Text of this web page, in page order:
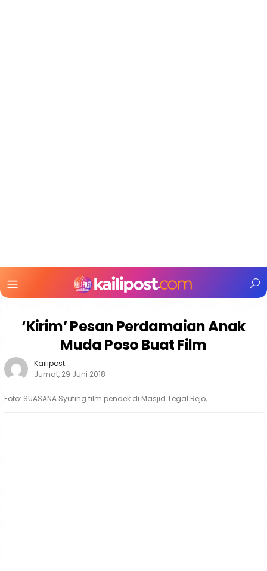
Mobile
‘Kirim’ Pesan Perdamaian Anak
Muda Poso Buat Film
Kailipost
Jumat, 29 Juni 2018
Foto: SUASANA Syuting film pendek di Masjid Tegal Rejo,